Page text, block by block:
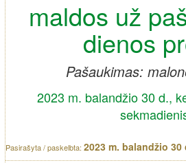
maldos už
dienos
Pašaukimas:
2023 m. balandžio 30 d.,
2023 m. balandžio 30